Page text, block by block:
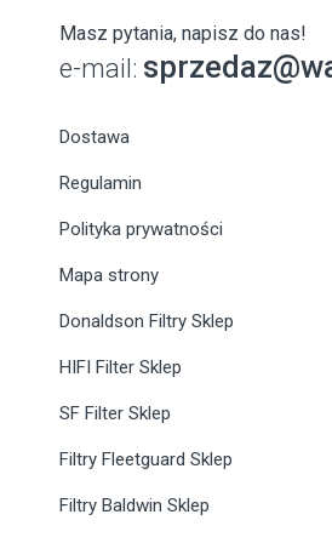
Masz pytania, napisz do nas!
e-mail:
Dostawa
Regulamin
Polityka prywatności
Mapa strony
Donaldson Filtry Sklep
HIFI Filter Sklep
SF Filter Sklep
Filtry Fleetguard Sklep
Filtry Baldwin Sklep